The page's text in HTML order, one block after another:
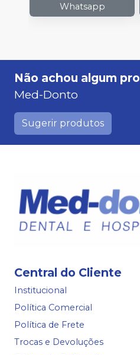
Whatsapp
Não achou algum
Med-Donto
Sugerir produtos
Central do Cliente
Institucional
Política Comercial
Política de Frete
Trocas e Devoluções